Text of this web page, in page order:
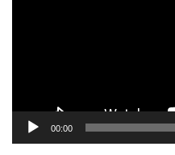
00:00